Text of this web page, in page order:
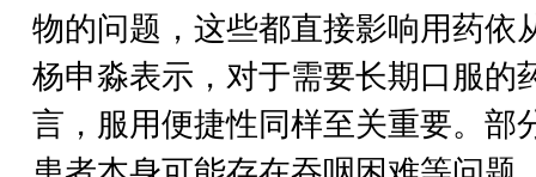
物的问题，这些都直接影响用药依
杨申淼表示，对于需要长期口服的
言，服用便捷性同样至关重要。部